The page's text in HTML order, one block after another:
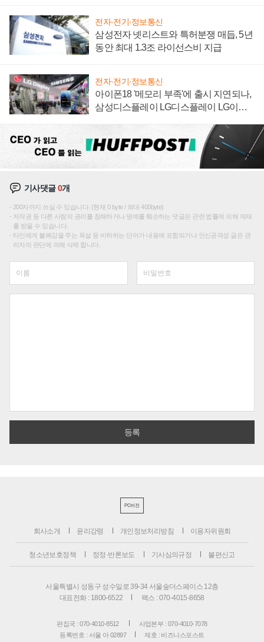
전자·전기·정보통신
삼성전자 넷리스트와 특허분쟁 매듭, 5년
동안 최대 1.3조 라이선스비 지급
전자·전기·정보통신
아이폰18 '메모리 부족'에 출시 지연되나,
삼성디스플레이 LG디스플레이 LG이노
기사댓글0개
200자까지 쓰실 수 있습니다. (현재 0 byte / 최대 400byte)
저작권 등 다른 사람의 권리를 침해하거나 명예를 훼손하는 댓글은 관련 법률에 의해 제재
를 받을 수 있습니다.
타인에게 불쾌감을 주는 욕설 등 비하하는 단어가 내용에 포함되거나 인신공격성 글은 관
리자의 판단에 의해 삭제 합니다.
PC버전
회사소개 윤리강령 개인정보처리방침 이용자위원회
청소년보호정책 정정·반론보도 기사심의규정 불편신고
서울특별시 성동구 성수일로 39-34 서울숲더스페이스 12층
대표전화 : 1800-6522
팩스 : 070-4015-8658
편집국 : 070-4010-8512
사업본부 : 070-4010-7078
등록번호 : 서울 아 02897
제호 : 비즈니스포스트